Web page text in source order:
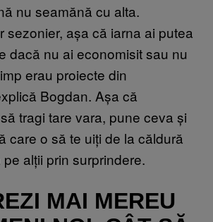
nu seamănă cu alta.
sezonier, așa că iarna ai putea
dacă nu ai economisit sau nu
erau proiecte din
Bogdan. Așa că
tragi tare vara, pune ceva și
care o să te uiți de la căldură
alții prin surprindere.
MAI MEREU